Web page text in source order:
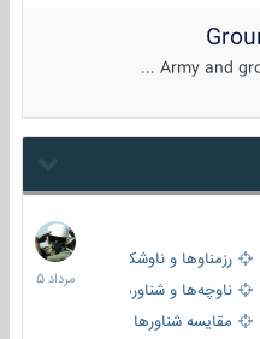
Army and
بر
رزمناوها و ناوشکن‌ها
ناوچه‌ها و شناورهای گشتی
مقایسه شناورها
2
مرداد
1405